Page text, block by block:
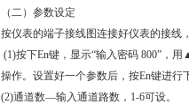
（二）参数设定
按仪表的端子接线图连接好仪表的接线
(1)按下En键，显示“输入密码 800”，
操作。设置好一个参数后，按En键进行
(2)通道数—输入通道路数，1-6可设。